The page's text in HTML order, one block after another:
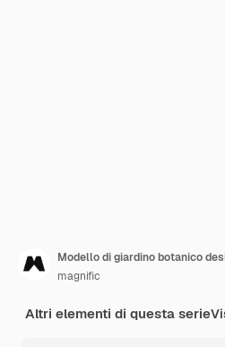
Modello di giardino botanico
magnific
Altri elementi di questa serie